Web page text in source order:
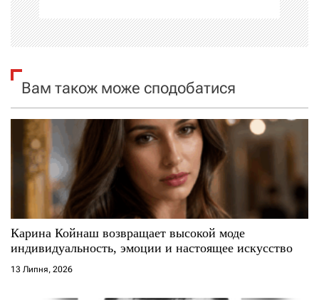
ц
і
я
з
с
і
Вам також може сподобатися
Карина Койнаш возвращает высокой моде
индивидуальность, эмоции и настоящее искусство
13 Липня, 2026